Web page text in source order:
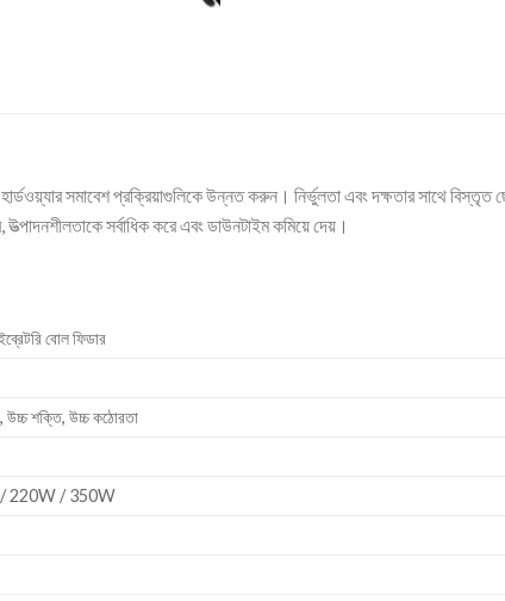
সমাবেশ প্রক্রিয়াগুলিকে উন্নত করুন। নির্ভুলতা এবং দক্ষতার সাথে
সর্বাধিক করে এবং ডাউনটাইম কমিয়ে দেয়।
বোল ফিডার
উচ্চ শক্তি, উচ্চ কঠোরতা
220W / 350W